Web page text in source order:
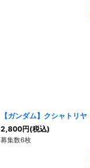
【ガンダム】クシャトリ
2,800円(税込)
募集数6枚